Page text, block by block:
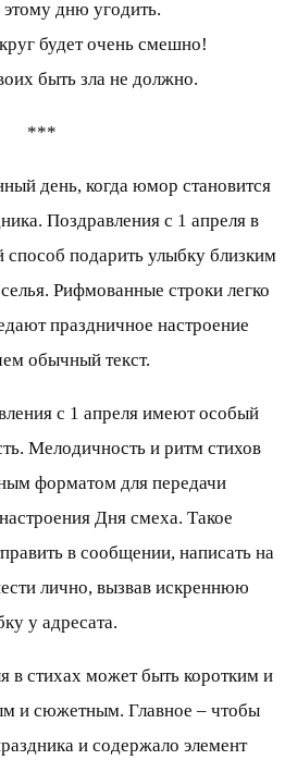
дню угодить.
будет очень смешно!
быть зла не должно.
***
день, когда юмор становится
Поздравления с 1 апреля в
способ подарить улыбку близким
Рифмованные строки легко
праздничное настроение
обычный текст.
с 1 апреля имеют особый
Мелодичность и ритм стихов
форматом для передачи
Дня смеха. Такое
в сообщении, написать на
лично, вызвав искреннюю
у адресата.
в стихах может быть коротким и
и сюжетным. Главное – чтобы
и содержало элемент